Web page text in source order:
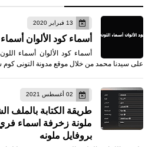
13 فبراير 2020
أسماء كود الألوان
أسماء كود الألوان أسماء
على سيدنا محمد من خلال موقع مدونة التونى
02 أغسطس 2021
طريقة الكتابة
ملونة زخرفة اسماء
بروفايل ملونه